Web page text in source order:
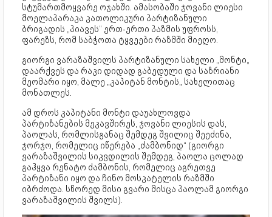
სტუმართმოყვარე ოჯახში. ამასობაში ჯოვანი ლიესი
მოელაპარაკა კათოლიკური პარტიზანული
ბრიგადის „პიავეს“ ერთ-ერთი პაზმის უფროსს,
ფარეზს, რომ საბჭოთა ტყვეები რაზმში მიეღო.
გიორგი ვარაზაშვილს პარტიზანული სახელი „მონტი„
დაარქვეს და რაკი დიდად გაბედული და საზრიანი
მეომარი იყო, მალე „კაპიტან მონტის„ სახელითაც
მონათლეს.
ამ დროს კაპიტანი მონტი დაუახლოვდა
პარტიზანების მეკავშირეს, ჯოვანი ლიესის დას,
პაოლას, რომლისგანაც შემდეგ შვილიც შეეძინა,
ჯორჯო, რომელიც იწერება „ძამბონიდ“ (გიორგი
ვარაზაშვილის სიკვდილის შემდეგ, პაოლა ცოლად
გაჰყვა რენატო ძამბონის, რომელიც აგრეთვე
პარტიზანი იყო და ჩინო მოსკატელის რაზმში
იბრძოდა. სწორედ მისი გვარი მისცა პაოლამ გიორგი
ვარაზაშვილის შვილს).